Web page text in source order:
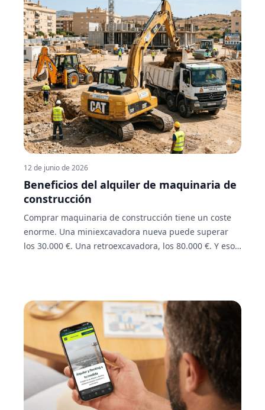
12 de junio de 2026
Beneficios del alquiler de maquinaria de
construcción
Comprar maquinaria de construcción tiene un coste
enorme. Una miniexcavadora nueva puede superar
los 30.000 €. Una retroexcavadora, los 80.000 €. Y eso
solo lo vas a necesitar unos días, una semana o para
una fase concreta del proyecto. El alquiler de
maquinaria de construcción resuelve exactamente ese
problema. Pagas por lo que usas, tienes acceso a la
máquina que necesitas en cada momento, y no
arrastras ningún coste fijo cuando la obra termina. En
este artículo te explicamos cuáles son los beneficios
reales del alquiler en el sector de la construcción,